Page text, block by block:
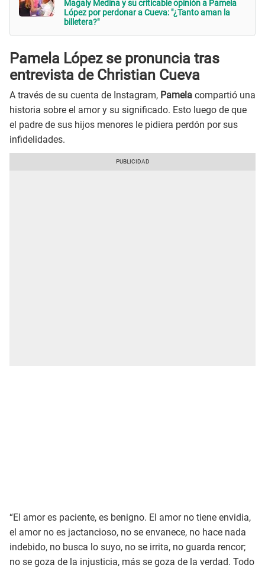
Magaly Medina y su criticable opinión a Pamela
López por perdonar a Cueva: "¿Tanto aman la
billetera?"
Pamela López se pronuncia tras
entrevista de Christian Cueva
A través de su cuenta de Instagram, Pamela compartió una
historia sobre el amor y su significado. Esto luego de que
el padre de sus hijos menores le pidiera perdón por sus
infidelidades.
“El amor es paciente, es benigno. El amor no tiene envidia,
el amor no es jactancioso, no se envanece, no hace nada
indebido, no busca lo suyo, no se irrita, no guarda rencor;
no se goza de la injusticia, más se goza de la verdad. Todo